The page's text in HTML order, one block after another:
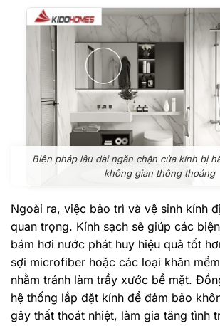
Biện pháp lâu dài ngăn chặn cửa kính bị
không gian thông thoáng
Ngoài ra, việc bảo trì và vệ sinh kính
quan trọng. Kính sạch sẽ giúp các
bám hơi nước phát huy hiệu quả tốt
sợi microfiber hoặc các loại khăn
nhằm tránh làm trầy xước bề mặt.
hệ thống lắp đặt kính để đảm bảo
gây thất thoát nhiệt, làm gia tăng tình